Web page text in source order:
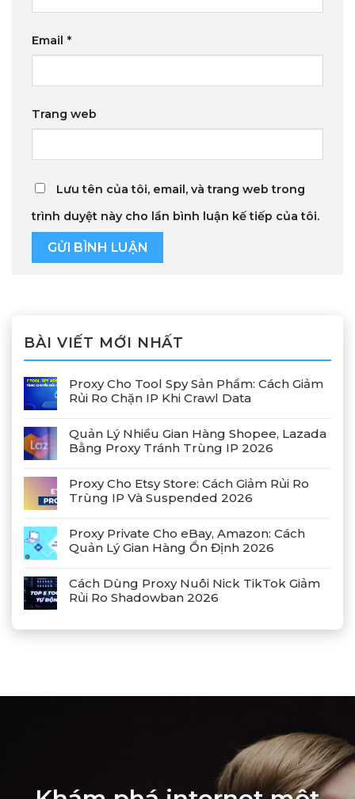
Email *
Trang web
Lưu tên của tôi, email, và trang web trong
trình duyệt này cho lần bình luận kế tiếp của tôi.
BÀI VIẾT MỚI NHẤT
Proxy Cho Tool Spy Sản Phẩm: Cách Giảm
Rủi Ro Chặn IP Khi Crawl Data
Quản Lý Nhiều Gian Hàng Shopee, Lazada
Bằng Proxy Tránh Trùng IP 2026
Proxy Cho Etsy Store: Cách Giảm Rủi Ro
Trùng IP Và Suspended 2026
Proxy Private Cho eBay, Amazon: Cách
Quản Lý Gian Hàng Ổn Định 2026
Cách Dùng Proxy Nuôi Nick TikTok Giảm
Rủi Ro Shadowban 2026